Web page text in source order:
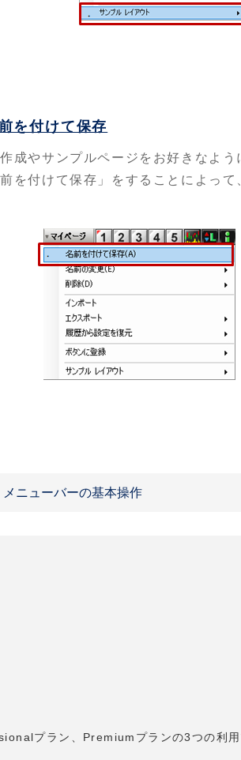
を付けて保存
成やサンプルページをお好きなよ
前を付けて保存」をすることによっ
メニューバーの基本操作
プラン、Premiumプランの3つの利用